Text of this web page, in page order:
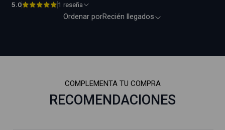
5.0 1 reseña
Ordenar porRecién llegados
COMPLEMENTA TU COMPRA
RECOMENDACIONES